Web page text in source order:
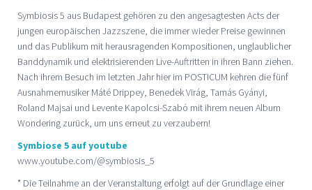
Symbiosis 5 aus Budapest gehören zu den angesagtesten Acts der
jungen europäischen Jazzszene, die immer wieder Preise gewinnen
und das Publikum mit herausragenden Kompositionen, unglaublicher
Banddynamik und elektrisierenden Live-Auftritten in ihren Bann ziehen.
Nach ihrem Besuch im letzten Jahr hier im POSTICUM kehren die fünf
Ausnahmemusiker Máté Drippey, Benedek Virág, Tamás Gyányi,
Roland Majsai und Levente Kapolcsi-Szabó mit ihrem neuen Album
Wondering zurück, um uns erneut zu verzaubern!
Symbiose 5 auf youtube
www.youtube.com/@symbiosis_5
* Die Teilnahme an der Veranstaltung erfolgt auf der Grundlage einer